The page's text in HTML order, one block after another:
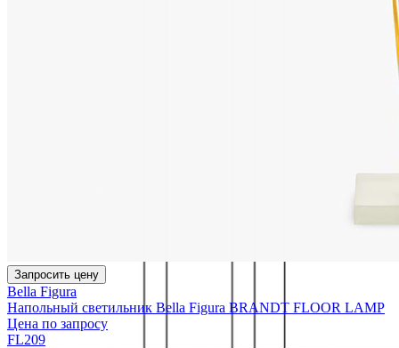
Запросить цену
Bella Figura
Напольный светильник Bella Figura BRANDT FLOOR LAMP
Цена по запросу
FL209